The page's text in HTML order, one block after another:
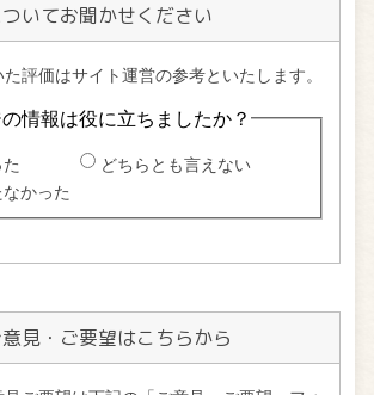
いてお聞かせください
見・ご要望はこちらから